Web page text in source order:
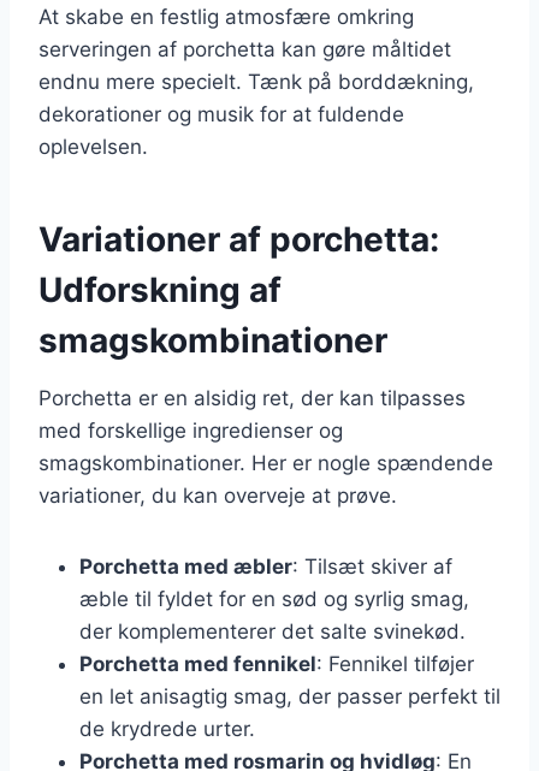
At skabe en festlig atmosfære omkring
serveringen af porchetta kan gøre måltidet
endnu mere specielt. Tænk på borddækning,
dekorationer og musik for at fuldende
oplevelsen.
Variationer af porchetta:
Udforskning af
smagskombinationer
Porchetta er en alsidig ret, der kan tilpasses
med forskellige ingredienser og
smagskombinationer. Her er nogle spændende
variationer, du kan overveje at prøve.
Porchetta med æbler: Tilsæt skiver af
æble til fyldet for en sød og syrlig smag,
der komplementerer det salte svinekød.
Porchetta med fennikel: Fennikel tilføjer
en let anisagtig smag, der passer perfekt til
de krydrede urter.
Porchetta med rosmarin og hvidløg: En